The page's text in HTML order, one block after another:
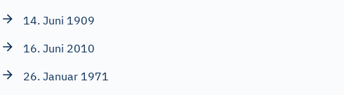
14. Juni 1909
16. Juni 2010
26. Januar 1971